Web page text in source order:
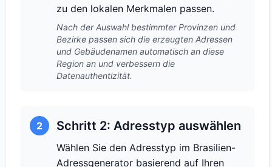
zu den lokalen Merkmalen passen.
Nach der Auswahl bestimmter Provinzen und
Bezirke passen sich die erzeugten Adressen
und Gebäudenamen automatisch an diese
Region an und verbessern die
Datenauthentizität.
2 Schritt 2: Adresstyp auswählen
Wählen Sie den Adresstyp im Brasilien-
Adressgenerator basierend auf Ihren